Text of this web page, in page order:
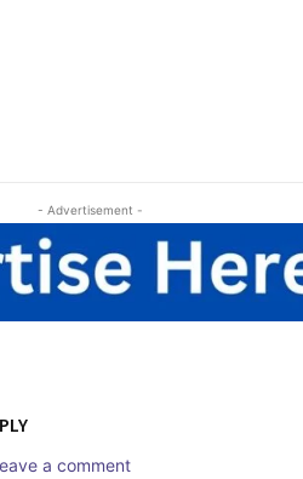
- Advertisement -
a comment